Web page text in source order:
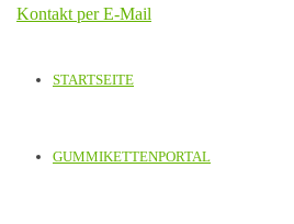
Kontakt per E-Mail
STARTSEITE
GUMMIKETTENPORTAL